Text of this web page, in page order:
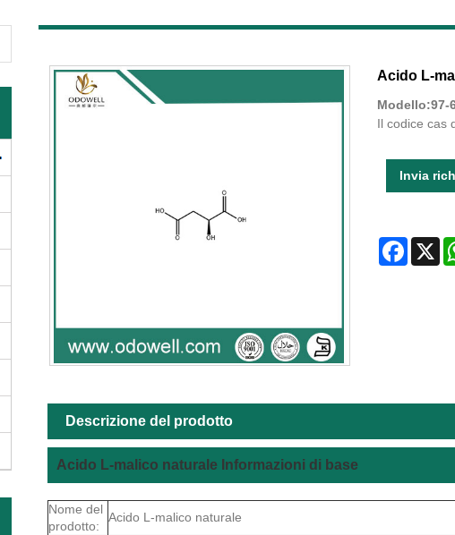
Acido L-
Modello:97-
Il codice cas
Invia
X
Descrizione del prodotto
Acido L-malico naturale Informazioni di base
Nome del
prodotto:
Acido L-malico naturale